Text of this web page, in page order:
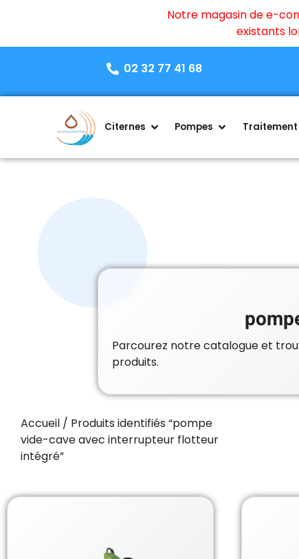
Notre magasin de e-
existants
02 32 77 41 68
Citernes Pompes
Parcourez notre catalogue et
produits.
Accueil / Produits identifiés “pompe
vide-cave avec interrupteur flotteur
intégré”